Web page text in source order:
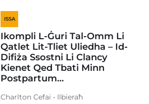
ISSA
Ikompli L-Ġuri Tal-Omm Li
Qatlet Lit-Tliet Uliedha – Id-
Difiża Ssostni Li Clancy
Kienet Qed Tbati Minn
Postpartum…
Charlton Cefai • Ilbieraħ